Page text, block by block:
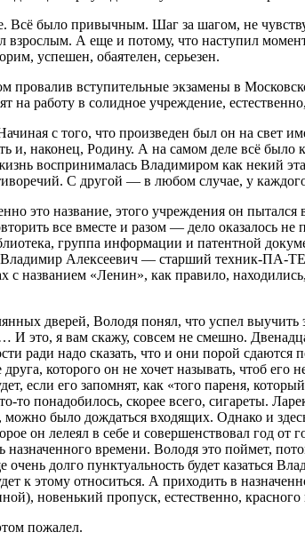
было привычным. Шаг за шагом, не
А еще и потому, что наступил
успешен, обаятелен, серьезен.
вступительные экзамены в
работу в солидное учреждение,
с того, что произведен был он на свет
и, наконец, Родину. А на самом деле всё
воспринималась Владимиром как некий
С другой — в любом случае, у
это название, этого учреждения он
все вместе и разом — дело оказалось
группа информации и патентной
Алексеевич — старший техник-ПА-
названием «Ленин», как правило,
дверей, Володя понял, что успел выучить
И это, я вам скажу, совсем не смешно.
ради надо сказать, что и они порой сдаются
которого он не хочет называть, чтоб
если его запомнят, как «того пареня,
понадобилось, скорее всего, сигареты.
было дождаться входящих. Однако и
он лелеял в себе и совершенствовал год
назначенного времени. Володя это поймет,
очень долго пунктуальность будет
к этому относиться. А приходить в
новенький пропуск, естественно,
пожалел.